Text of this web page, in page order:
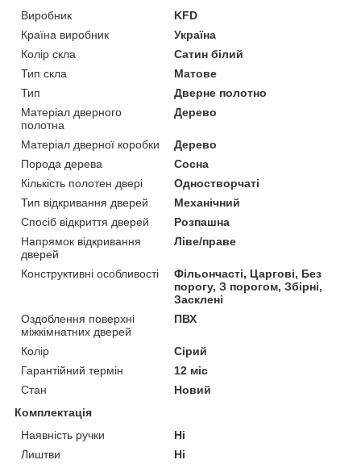
Виробник
KFD
Країна виробник
Україна
Колір скла
Сатин білий
Тип скла
Матове
Тип
Дверне полотно
Матеріал дверного
полотна
Дерево
Матеріал дверної коробки
Дерево
Порода дерева
Сосна
Кількість полотен двері
Одностворчаті
Тип відкривання дверей
Механічний
Спосіб відкриття дверей
Розпашна
Напрямок відкривання
дверей
Ліве/праве
Конструктивні особливості
Фільончасті, Царгові, Без
порогу, З порогом, Збірні,
Засклені
Оздоблення поверхні
міжкімнатних дверей
ПВХ
Колір
Сірий
Гарантійний термін
12 міс
Стан
Новий
Комплектація
Наявність ручки
Ні
Лиштви
Ні